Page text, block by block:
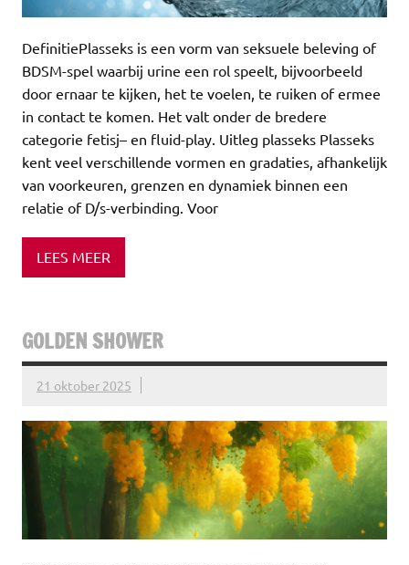
DefinitiePlasseks is een vorm van seksuele beleving of
BDSM-spel waarbij urine een rol speelt, bijvoorbeeld
door ernaar te kijken, het te voelen, te ruiken of ermee
in contact te komen. Het valt onder de bredere
categorie fetisj– en fluid-play. Uitleg plasseks Plasseks
kent veel verschillende vormen en gradaties, afhankelijk
van voorkeuren, grenzen en dynamiek binnen een
relatie of D/s-verbinding. Voor
LEES MEER
GOLDEN SHOWER
21 oktober 2025